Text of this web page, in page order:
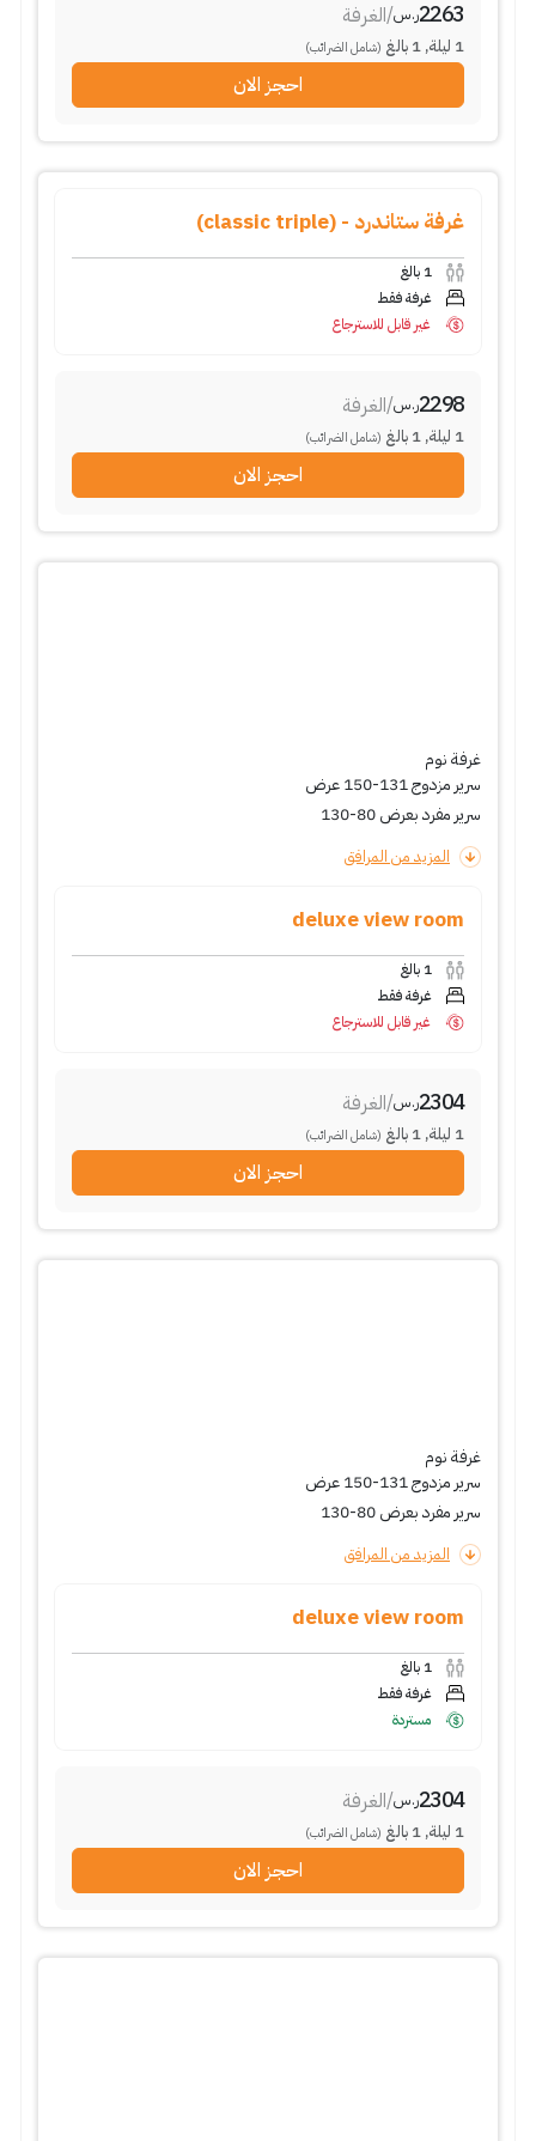
2263ر.س/الغرفة
1 ليلة,
1 بالغ (شامل الضرائب)
احجز الان
غرفة ستاندرد - (classic triple)
1 بالغ
غرفة فقط
غير قابل للاسترجاع
2298ر.س/الغرفة
1 ليلة,
1 بالغ (شامل الضرائب)
احجز الان
غرفة نوم
سرير مزدوج 131-150 عرض
سرير مفرد بعرض 80-130
المزيد من المرافق
deluxe view room
1 بالغ
غرفة فقط
غير قابل للاسترجاع
2304ر.س/الغرفة
1 ليلة,
1 بالغ (شامل الضرائب)
احجز الان
غرفة نوم
سرير مزدوج 131-150 عرض
سرير مفرد بعرض 80-130
المزيد من المرافق
deluxe view room
1 بالغ
غرفة فقط
مستردة
2304ر.س/الغرفة
1 ليلة,
1 بالغ (شامل الضرائب)
احجز الان